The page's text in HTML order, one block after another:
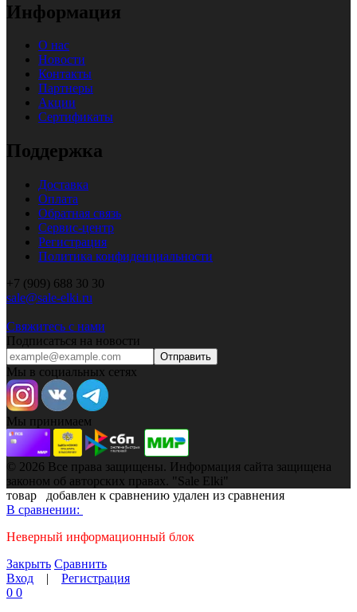
Информация
О нас
Новости
Контакты
Партнеры
Акции
Сертификаты
Поддержка
Доставка
Оплата
Обратная связь
Сервис-центр
Регистрация
Политика конфиденциальности
+7 (909) 688 30 30
sale@sale-elki.ru
Свяжитесь с нами
Подписаться на новости
Отправить
Мы в социальных сетях
Мы принимаем
© 2026 Все права защищены. Информация сайта защищена
законом об авторских правах. "Sale Elki"
товар
добавлен к сравнению удален из сравнения
В сравнении:
Неверный информационный блок
Закрыть Сравнить
Вход | Регистрация
0 0